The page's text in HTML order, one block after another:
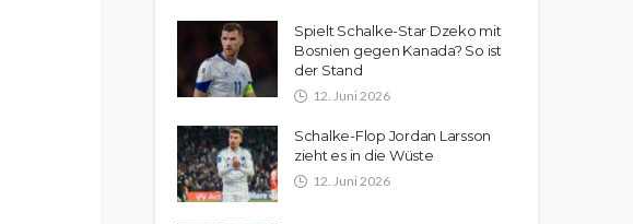
Spielt Schalke-Star Dzeko mit
Bosnien gegen Kanada? So ist
der Stand
12. Juni 2026
Schalke-Flop Jordan Larsson
zieht es in die Wüste
12. Juni 2026